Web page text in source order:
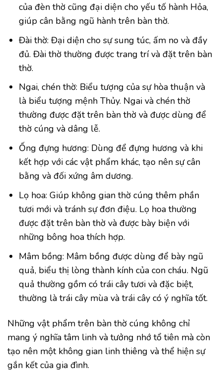
của đèn thờ cũng đại diện cho yếu tố hành Hỏa,
giúp cân bằng ngũ hành trên bàn thờ.
Đài thờ: Đại diện cho sự sung túc, ấm no và đầy
đủ. Đài thờ thường được trang trí và đặt trên bàn
thờ.
Ngai, chén thờ: Biểu tượng của sự hòa thuận và
là biểu tượng mệnh Thủy. Ngai và chén thờ
thường được đặt trên bàn thờ và được dùng để
thờ cúng và dâng lễ.
Ống đựng hương: Dùng để đựng hương và khi
kết hợp với các vật phẩm khác, tạo nên sự cân
bằng và đối xứng âm dương.
Lọ hoa: Giúp không gian thờ cúng thêm phần
tươi mới và tránh sự đơn điệu. Lọ hoa thường
được đặt trên bàn thờ và được bày biện với
những bông hoa thích hợp.
Mâm bồng: Mâm bồng được dùng để bày ngũ
quả, biểu thị lòng thành kính của con cháu. Ngũ
quả thường gồm có trái cây tươi và đặc biệt,
thường là trái cây mùa và trái cây có ý nghĩa tốt.
Những vật phẩm trên bàn thờ cúng không chỉ
mang ý nghĩa tâm linh và tưởng nhớ tổ tiên mà còn
tạo nên một không gian linh thiêng và thể hiện sự
gắn kết của gia đình.